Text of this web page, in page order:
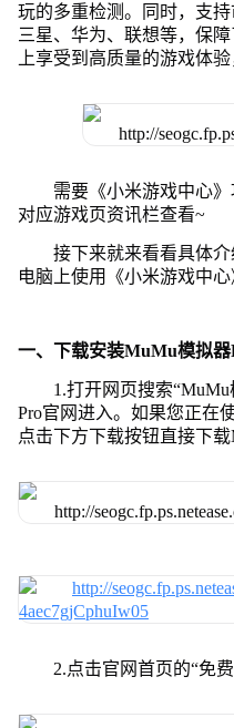
玩的多重检测。同时，支
三星、华为、联想等，保
上享受到高质量的游戏体
需要《小米游戏中心
对应游戏页资讯栏查看~
接下来就来看看具体
电脑上使用《小米游戏中心
一、下载安装MuMu模拟器
1.打开网页搜索
Pro官网进入。如果您正在
点击下方下载按钮直接下
2.点击官网首页的“免